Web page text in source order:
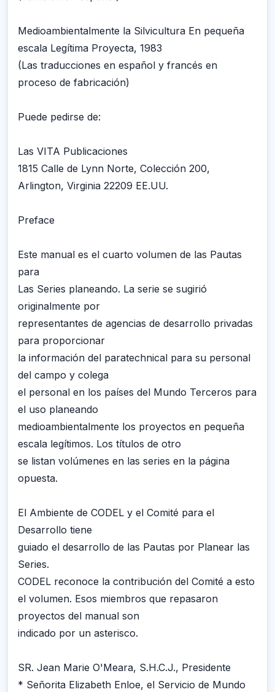
Medioambientalmente la Silvicultura En pequeña
escala Legítima Proyecta, 1983
(Las traducciones en español y francés en
proceso de fabricación)
Puede pedirse de:
Las VITA Publicaciones
1815 Calle de Lynn Norte, Colección 200,
Arlington, Virginia 22209 EE.UU.
Preface
Este manual es el cuarto volumen de las Pautas
para
Las Series planeando. La serie se sugirió
originalmente por
representantes de agencias de desarrollo privadas
para proporcionar
la información del paratechnical para su personal
del campo y colega
el personal en los países del Mundo Terceros para
el uso planeando
medioambientalmente los proyectos en pequeña
escala legítimos. Los títulos de otro
se listan volúmenes en las series en la página
opuesta.
El Ambiente de CODEL y el Comité para el
Desarrollo tiene
guiado el desarrollo de las Pautas por Planear las
Series.
CODEL reconoce la contribución del Comité a esto
el volumen. Esos miembros que repasaron
proyectos del manual son
indicado por un asterisco.
SR. Jean Marie O'Meara, S.H.C.J., Presidente
* Señorita Elizabeth Enloe, el Servicio de Mundo